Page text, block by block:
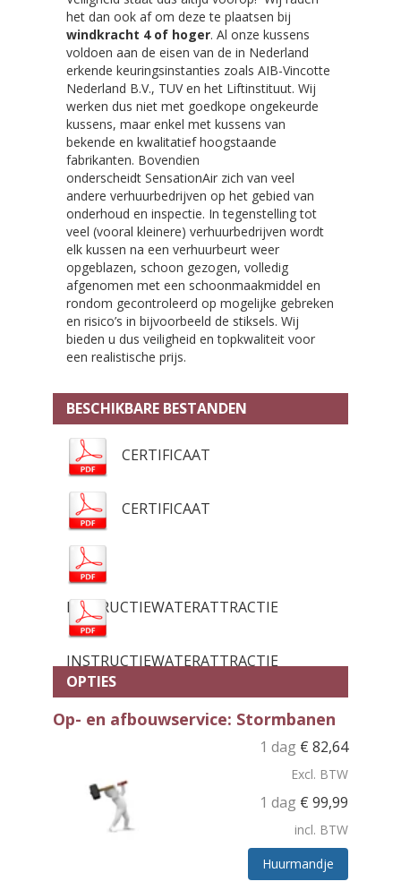
het dan ook af om deze te plaatsen bij
windkracht 4 of hoger. Al onze kussens
voldoen aan de eisen van de in Nederland
erkende keuringsinstanties zoals AIB-Vincotte
Nederland B.V., TUV en het Liftinstituut. Wij
werken dus niet met goedkope ongekeurde
kussens, maar enkel met kussens van
bekende en kwalitatief hoogstaande
fabrikanten. Bovendien
onderscheidt SensationAir zich van veel
andere verhuurbedrijven op het gebied van
onderhoud en inspectie. In tegenstelling tot
veel (vooral kleinere) verhuurbedrijven wordt
elk kussen na een verhuurbeurt weer
opgeblazen, schoon gezogen, volledig
afgenomen met een schoonmaakmiddel en
rondom gecontroleerd op mogelijke gebreken
en risico’s in bijvoorbeeld de stiksels. Wij
bieden u dus veiligheid en topkwaliteit voor
een realistische prijs.
BESCHIKBARE BESTANDEN
CERTIFICAAT
CERTIFICAAT
INSTRUCTIEWATERATTRACTIE
INSTRUCTIEWATERATTRACTIE
OPTIES
Op- en afbouwservice: Stormbanen
1 dag € 82,64
Excl. BTW
1 dag € 99,99
incl. BTW
Huurmandje